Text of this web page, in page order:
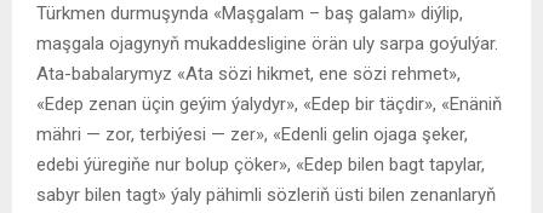
Türkmen durmuşynda «Maşgalam – baş galam» diýlip,
maşgala ojagynyň mukaddesligine örän uly sarpa goýulýar.
Ata-babalarymyz «Ata sözi hikmet, ene sözi rehmet»,
«Edep zenan üçin geýim ýalydyr», «Edep bir täçdir», «Enäniň
mähri — zor, terbiýesi — zer», «Edenli gelin ojaga şeker,
edebi ýüregiňe nur bolup çöker», «Edep bilen bagt tapylar,
sabyr bilen tagt» ýaly pähimli sözleriň üsti bilen zenanlaryň